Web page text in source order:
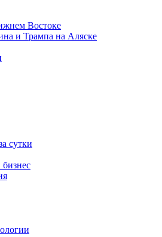
Востоке
и Трампа на Аляске
сутки